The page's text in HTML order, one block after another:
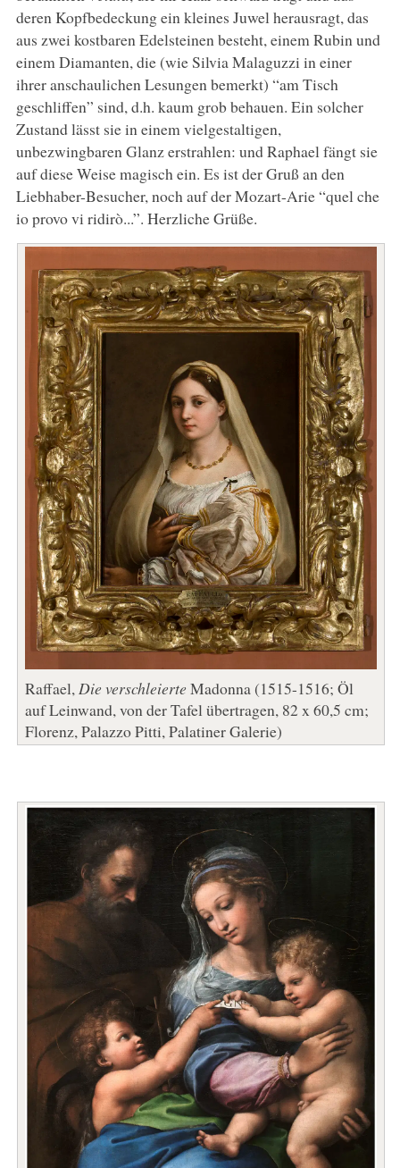
deren Kopfbedeckung ein kleines Juwel herausragt, das
aus zwei kostbaren Edelsteinen besteht, einem Rubin und
einem Diamanten, die (wie Silvia Malaguzzi in einer
ihrer anschaulichen Lesungen bemerkt) “am Tisch
geschliffen” sind, d.h. kaum grob behauen. Ein solcher
Zustand lässt sie in einem vielgestaltigen,
unbezwingbaren Glanz erstrahlen: und Raphael fängt sie
auf diese Weise magisch ein. Es ist der Gruß an den
Liebhaber-Besucher, noch auf der Mozart-Arie “quel che
io provo vi ridirò...”. Herzliche Grüße.
Raffael, Die verschleierte Madonna (1515-1516; Öl
auf Leinwand, von der Tafel übertragen, 82 x 60,5 cm;
Florenz, Palazzo Pitti, Palatiner Galerie)